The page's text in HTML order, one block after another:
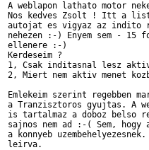
A weblapon lathato motor
Nos kedves Zsolt ! Itt a
autojat es vigyaz az indito
nehezen :-) Enyem sem - 15
ellenere :-)
Kerdeseim ?
1, Csak inditasnal lesz
2, Miert nem aktiv menet
Emlekeim szerint regebben
a Tranzisztoros gyujtas. A
is tartalmaz a doboz belso
sajnos nem ad :-( Sem,
a konnyeb
leirva.